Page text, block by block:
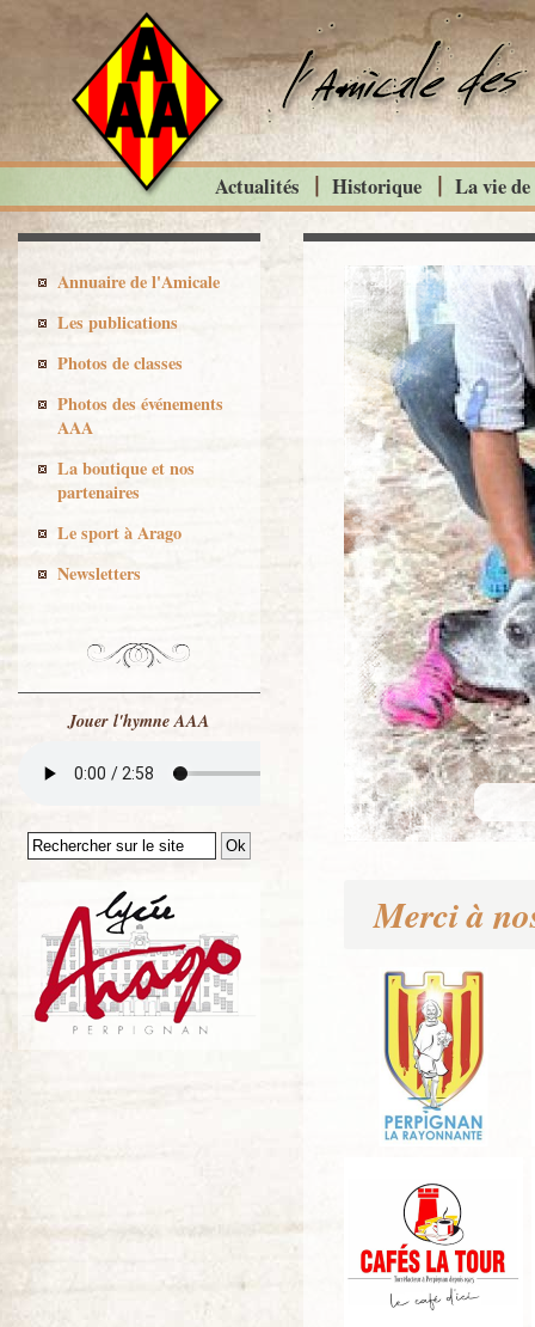
Merci à
Actualités Historique La vie
Annuaire de l'Amicale
Les publications
Photos de classes
Photos des événements
AAA
La boutique et nos
partenaires
Le sport à Arago
Newsletters
Jouer l'hymne AAA